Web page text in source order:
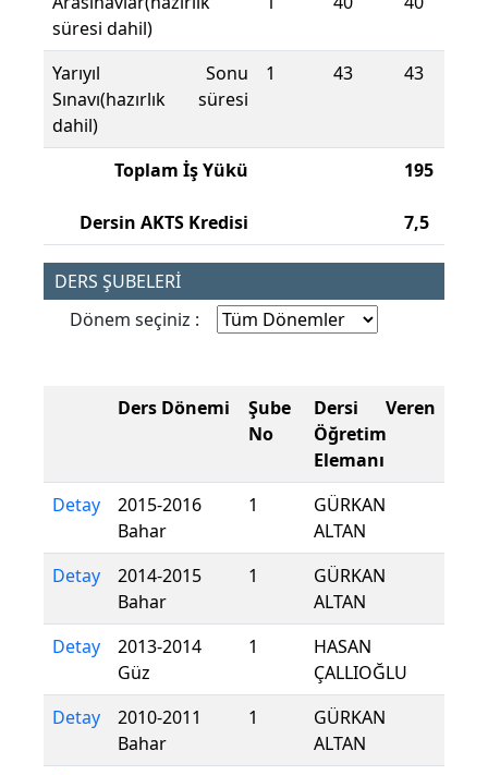
süresi dahil)
Yarıyıl Sonu
Sınavı(hazırlık süresi
dahil)
1 43 43
Toplam İş Yükü
Dersin AKTS Kredisi
195
7,5
DERS ŞUBELERİ
Dönem seçiniz :
Ders Dönemi
Şube
No
Dersi Veren
Öğretim
Elemanı
Detay
2015-2016
Bahar
1
GÜRKAN
ALTAN
Detay
2014-2015
Bahar
1
GÜRKAN
ALTAN
Detay
2013-2014
Güz
1
HASAN
ÇALLIOĞLU
Detay
2010-2011
Bahar
1
GÜRKAN
ALTAN